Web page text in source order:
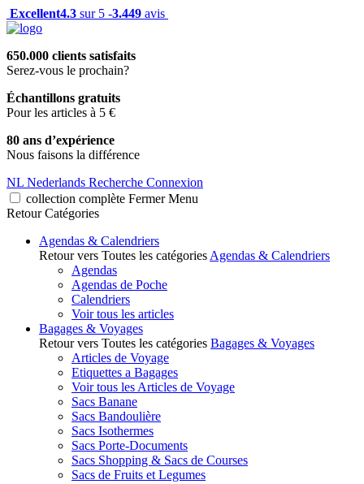
Excellent4.3 sur 5 -3.449 avis
650.000 clients satisfaits
Serez-vous le prochain?
Échantillons gratuits
Pour les articles à 5 €
80 ans d’expérience
Nous faisons la différence
NL Nederlands Recherche Connexion
collection complète Fermer Menu
Retour Catégories
Agendas & Calendriers
Retour vers Toutes les catégories Agendas & Calendriers
Agendas
Agendas de Poche
Calendriers
Voir tous les articles
Bagages & Voyages
Retour vers Toutes les catégories Bagages & Voyages
Articles de Voyage
Etiquettes a Bagages
Voir tous les Articles de Voyage
Sacs Banane
Sacs Bandoulière
Sacs Isothermes
Sacs Porte-Documents
Sacs Shopping & Sacs de Courses
Sacs de Fruits et Legumes